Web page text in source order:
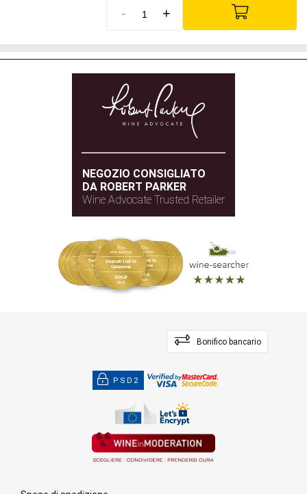
- +
NEGOZIO CONSIGLIATO
DA ROBERT PARKER
Wine Advocate Trusted Retailer
Bonifico bancario
PSD2